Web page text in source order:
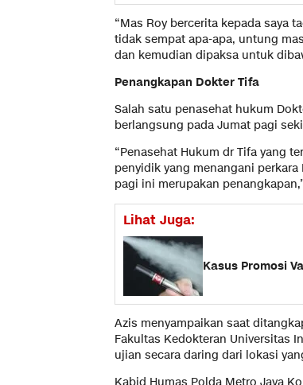
“Mas Roy bercerita kepada saya
tidak sempat apa-apa, untung
dan kemudian dipaksa untuk
Penangkapan Dokter Tifa
Salah satu penasehat hukum
berlangsung pada Jumat pagi
“Penasehat Hukum dr Tifa yang
penyidik yang menangani
pagi ini merupakan
Lihat Juga:
Kasus Promosi
Azis menyampaikan saat
Fakultas Kedokteran Universitas
ujian secara daring dari lokasi